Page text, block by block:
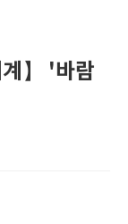
계】 '바람